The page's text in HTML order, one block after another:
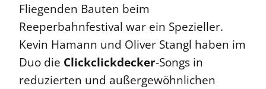
Fliegenden Bauten beim
Reeperbahnfestival war ein Spezieller.
Kevin Hamann und Oliver Stangl haben im
Duo die Clickclickdecker-Songs in
reduzierten und außergewöhnlichen